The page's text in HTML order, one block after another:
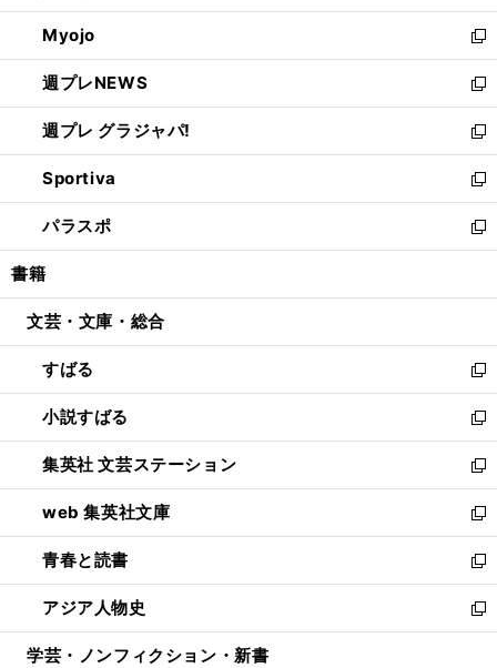
開
く
ウ
で
開
く
ン
ド
ウ
で
開
く
ウ
ィ
ン
ド
ウ
で
開
く
Myojo
新
し
い
ウ
ィ
ン
ド
ウ
で
開
週プレNEWS
新
し
い
ウ
ィ
ン
ド
ウ
開
週プレ グラジャパ!
新
し
い
ウ
ィ
ン
ウ
開
く
Sportiva
新
し
い
ウ
ン
ウ
で
開
く
パラスポ
新
し
ウ
ン
ド
ウ
で
開
く
書籍
文芸・文庫・総合
すばる
新
し
い
ウ
ィ
ン
ド
ウ
で
開
く
小説すばる
新
し
い
ウ
ィ
ン
ド
ウ
で
開
集英社 文芸ステーション
新
し
い
ウ
ィ
ン
ド
ウ
web 集英社文庫
新
し
い
ウ
ィ
ン
青春と読書
新
し
い
ウ
アジア人物史
新
し
学芸・ノンフィクション・新書